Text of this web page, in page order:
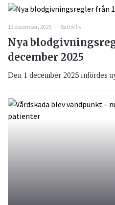
13 december, 2025 Bättre liv
Nya
december 2025
Den 1 december 2025 infördes